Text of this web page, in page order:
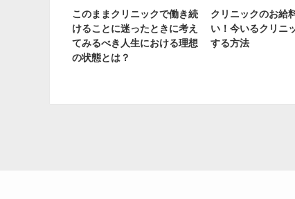
このままクリニックで働き続
けることに迷ったときに考え
てみるべき人生における理想
の状態とは？
クリニックのお給
い！今いるクリニ
する方法